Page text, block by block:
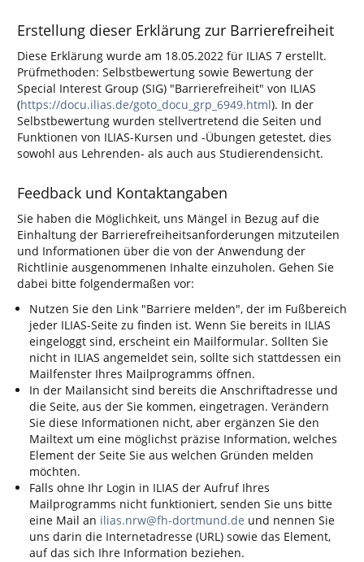
Erstellung dieser Erklärung zur Barrierefreiheit
Diese Erklärung wurde am 18.05.2022 für ILIAS 7 erstellt.
Prüfmethoden: Selbstbewertung sowie Bewertung der
Special Interest Group (SIG) "Barrierefreiheit" von ILIAS
(https://docu.ilias.de/goto_docu_grp_6949.html). In der
Selbstbewertung wurden stellvertretend die Seiten und
Funktionen von ILIAS-Kursen und -Übungen getestet, dies
sowohl aus Lehrenden- als auch aus Studierendensicht.
Feedback und Kontaktangaben
Sie haben die Möglichkeit, uns Mängel in Bezug auf die
Einhaltung der Barrierefreiheitsanforderungen mitzuteilen
und Informationen über die von der Anwendung der
Richtlinie ausgenommenen Inhalte einzuholen. Gehen Sie
dabei bitte folgendermaßen vor:
Nutzen Sie den Link "Barriere melden", der im Fußbereich
jeder ILIAS-Seite zu finden ist. Wenn Sie bereits in ILIAS
eingeloggt sind, erscheint ein Mailformular. Sollten Sie
nicht in ILIAS angemeldet sein, sollte sich stattdessen ein
Mailfenster Ihres Mailprogramms öffnen.
In der Mailansicht sind bereits die Anschriftadresse und
die Seite, aus der Sie kommen, eingetragen. Verändern
Sie diese Informationen nicht, aber ergänzen Sie den
Mailtext um eine möglichst präzise Information, welches
Element der Seite Sie aus welchen Gründen melden
möchten.
Falls ohne Ihr Login in ILIAS der Aufruf Ihres
Mailprogramms nicht funktioniert, senden Sie uns bitte
eine Mail an ilias.nrw@fh-dortmund.de und nennen Sie
uns darin die Internetadresse (URL) sowie das Element,
auf das sich Ihre Information beziehen.